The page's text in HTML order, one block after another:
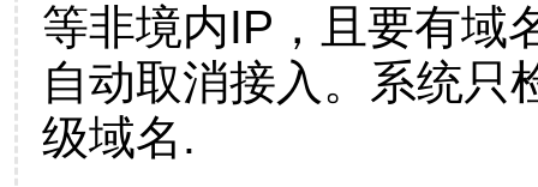
等非境内IP，且要有域
自动取消接入。系统只
级域名.